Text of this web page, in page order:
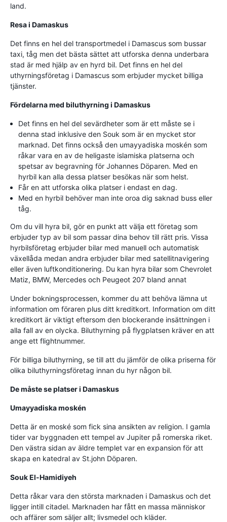
land.
Resa i Damaskus
Det finns en hel del transportmedel i Damascus som bussar
taxi, tåg men det bästa sättet att utforska denna underbara
stad är med hjälp av en hyrd bil. Det finns en hel del
uthyrningsföretag i Damascus som erbjuder mycket billiga
tjänster.
Fördelarna med biluthyrning i Damaskus
Det finns en hel del sevärdheter som är ett måste se i
denna stad inklusive den Souk som är en mycket stor
marknad. Det finns också den umayyadiska moskén som
råkar vara en av de heligaste islamiska platserna och
spetsar av begravning för Johannes Döparen. Med en
hyrbil kan alla dessa platser besökas när som helst.
Får en att utforska olika platser i endast en dag.
Med en hyrbil behöver man inte oroa dig saknad buss eller
tåg.
Om du vill hyra bil, gör en punkt att välja ett företag som
erbjuder typ av bil som passar dina behov till rätt pris. Vissa
hyrbilsföretag erbjuder bilar med manuell och automatisk
växellåda medan andra erbjuder bilar med satellitnavigering
eller även luftkonditionering. Du kan hyra bilar som Chevrolet
Matiz, BMW, Mercedes och Peugeot 207 bland annat
Under bokningsprocessen, kommer du att behöva lämna ut
information om föraren plus ditt kreditkort. Information om ditt
kreditkort är viktigt eftersom den blockerande insättningen i
alla fall av en olycka. Biluthyrning på flygplatsen kräver en att
ange ett flightnummer.
För billiga biluthyrning, se till att du jämför de olika priserna för
olika biluthyrningsföretag innan du hyr någon bil.
De måste se platser i Damaskus
Umayyadiska moskén
Detta är en moské som fick sina ansikten av religion. I gamla
tider var byggnaden ett tempel av Jupiter på romerska riket.
Den västra sidan av äldre templet var en expansion för att
skapa en katedral av St.john Döparen.
Souk El-Hamidiyeh
Detta råkar vara den största marknaden i Damaskus och det
ligger intill citadel. Marknaden har fått en massa människor
och affärer som säljer allt; livsmedel och kläder.